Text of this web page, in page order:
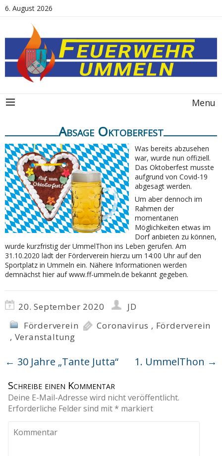
6. August 2026
Menu
Absage Oktoberfest
Was bereits abzusehen
war, wurde nun offiziell.
Das Oktoberfest musste
aufgrund von Covid-19
abgesagt werden.
Um aber dennoch im
Rahmen der
momentanen
Möglichkeiten etwas im
Dorf anbieten zu können,
wurde kurzfristig der UmmelThon ins Leben gerufen. Am
31.10.2020 lädt der Förderverein hierzu um 14:00 Uhr auf den
Sportplatz in Ummeln ein. Nähere Informationen werden
demnächst hier auf www.ff-ummeln.de bekannt gegeben.
20. September 2020
JD
Förderverein
Coronavirus , Förderverein
, Veranstaltung
← 30 Jahre „Tante Jutta“ 1. UmmelThon →
Schreibe einen Kommentar
Deine E-Mail-Adresse wird nicht veröffentlicht.
Erforderliche Felder sind mit* markiert